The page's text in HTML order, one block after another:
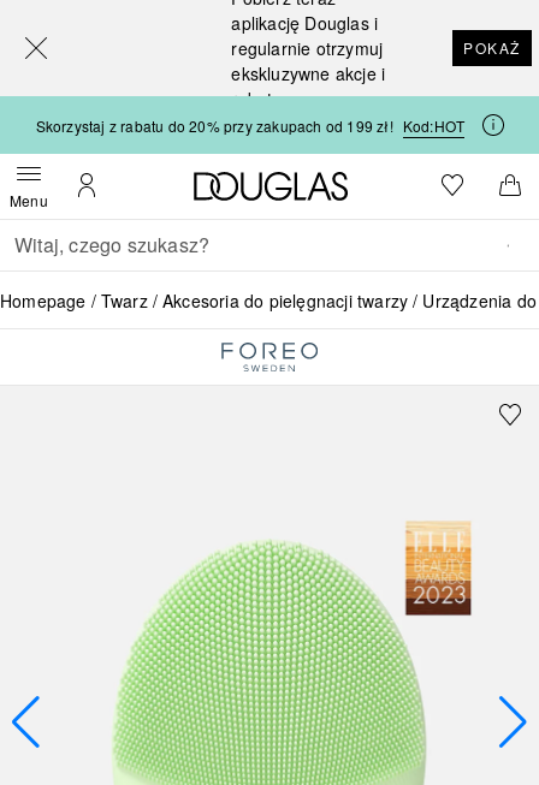
aplikację Douglas i
regularnie otrzymuj
ekskluzywne akcje i
rabaty
POKAŻ
Skorzystaj z rabatu do 20% przy zakupach od 199 zł! Kod:HOT
MenuOtwórz menuMoje konto
Strona główna Douglas
Do listyDo
Wracać
Wykonaj wyszukiwanie
Homepage Twarz Akcesoria do pielęgnacji twarzy Urządzenia
[navigation.slideout.screenreader]